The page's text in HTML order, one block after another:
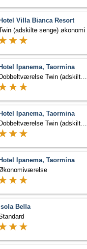
Hotel Villa Bianca Resort
(adskilte senge) økonomi
Hotel Ipanema, Taormina
Dobbeltværelse Twin (adskilte senge)
Hotel Ipanema, Taormina
Dobbeltværelse Twin (adskilte senge)
Hotel Ipanema, Taormina
Isola Bella